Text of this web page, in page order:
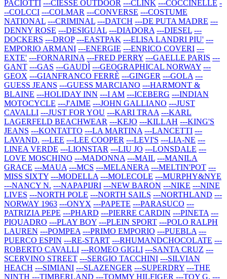
PACIOTTI ---CIESSE OUTDOOR ---CLINK ---COCCINELLE -
--COLCCI ---COLMAR ---CONVERSE ---COSTUME
NATIONAL ---CRIMINAL ---DATCH ---DE PUTA MADRE ---
DENNY ROSE ---DESIGUAL ---DIADORA ---DIESEL ---
DOCKERS ---DROP ---EASTPAK ---ELISA LANDRI PIU' ---
EMPORIO ARMANI ---ENERGIE ---ENRICO COVERI ---
EXTE' ---FORNARINA ---FRED PERRY ---GAELLE PARIS ---
GANT ---GAS ---GAUDÌ ---GEOGRAPHICAL NORWAY ---
GEOX ---GIANFRANCO FERRÈ ---GINGER ---GOLA ---
GUESS JEANS ---GUESS MARCIANO ---HARMONT &
BLAINE ---HOLIDAY INN ---I AM ---ICEBERG ---INDIAN
MOTOCYCLE ---J'AIME ---JOHN GALLIANO ---JUST
CAVALLI ---JUST FOR YOU ---KARI TRAA ---KARL
LAGERFELD BEACHWEAR ---KEJO ---KILLAH ---KING'S
JEANS ---KONTATTO ---LA MARTINA ---LANCETTI ---
LAVAND. ---LEE ---LEE COOPER ---LEVI'S ---LIA-NE ---
LINEA VERDE ---LIONSTAR ---LIU JO ---LONSDALE ---
LOVE MOSCHINO ---MADONNA ---MAIL ---MANILA
GRACE ---MAUA ---MCS ---MELANERA ---MELTIN'POT ---
MISS SIXTY ---MODELLA ---MOLECOLE ---MURPHY&NYE
---NANCY N. ---NAPAPIJRI ---NEW BARON ---NIKE ---NINE
LIVES ---NORTH POLE ---NORTH SAILS ---NORTHLAND ---
NORWAY 1963 ---ONYX ---PAPETE ---PARASUCO ---
PATRIZIA PEPE ---PHARD ---PIERRE CARDIN ---PINETA ---
PIQUADRO ---PLAY BOY ---PLEIN SPORT ---POLO RALPH
LAUREN ---POMPEA ---PRIMO EMPORIO ---PUEBLA ---
PUERCO ESPIN ---RE-START ---RHUMANDCHOCOLATE ---
ROBERTO CAVALLI ---ROMEO GIGLI ---SANTA CRUZ ---
SCERVINO STREET ---SERGIO TACCHINI ---SILVIAN
HEACH ---SIMIANI ---SLAZENGER ---SUPERDRY ---THE
NINTH ---TIMBERLAND ---TOMMY HILFIGER ---TOY G. ---